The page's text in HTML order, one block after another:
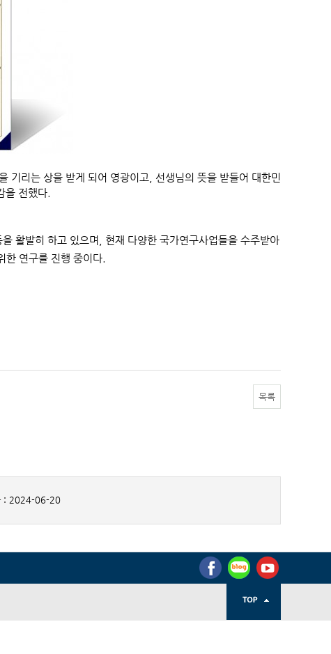
기리는 상을 받게 되어 영광이고, 선생님의 뜻을 받들어 대한민
을 전했다.
활발히 하고 있으며, 현재 다양한 국가연구사업들을 수주받아
한 연구를 진행 중이다.
목록
: 2024-06-20